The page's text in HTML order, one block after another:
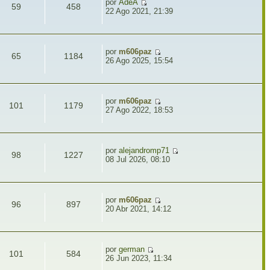
59 458 por AdeA
22 Ago 2021, 21:39
65 1184 por m606paz
26 Ago 2025, 15:54
101 1179 por m606paz
27 Ago 2022, 18:53
98 1227 por alejandromp71
08 Jul 2026, 08:10
96 897 por m606paz
20 Abr 2021, 14:12
101 584 por german
26 Jun 2023, 11:34